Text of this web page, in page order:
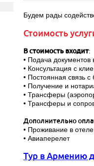
Будем рады
Стоимость
В стоимость входит:
• Подача документов
• Консультация с
• Постоянная связь
• Получение и
• Трансферы
• Трансферы и
Дополнительно
• Проживание в отеле
• Авиаперелет
Тур в Армению